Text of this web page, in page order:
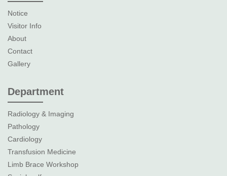
Notice
Visitor Info
About
Contact
Gallery
Department
Radiology & Imaging
Pathology
Cardiology
Transfusion Medicine
Limb Brace Workshop